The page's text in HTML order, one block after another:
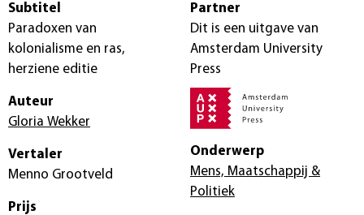
Subtitel
Paradoxen van
kolonialisme en ras,
herziene editie
Auteur
Gloria Wekker
Vertaler
Menno Grootveld
Prijs
Partner
Dit is een uitgave van
Amsterdam University
Press
Onderwerp
Mens, Maatschappij &
Politiek